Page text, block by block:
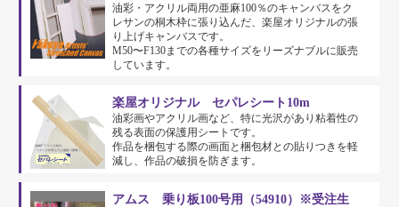
油彩・アクリル両用の亜麻100％のキャンバスをク
レサンの桐木枠に張り込んだ、楽屋オリジナルの張
り上げキャンバスです。
M50〜F130までの各種サイズをリーズナブルに販売
しています。
楽屋オリジナル セパレシート10m
油彩画やアクリル画など、特に光沢があり粘着性の
残る表面の保護用シートです。
作品を梱包する際の画面と梱包材との貼りつきを軽
減し、作品の破損を防ぎます。
アムス 乗り板100号用（54910）※受注生